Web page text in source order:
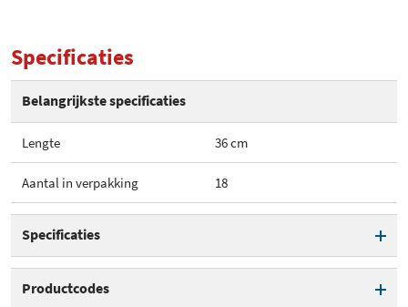
Specificaties
Belangrijkste specificaties
Lengte 36 cm
Aantal in verpakking 18
Specificaties
Productcodes